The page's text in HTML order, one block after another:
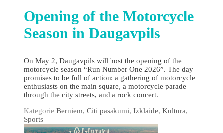
Opening of the Motorcycle
Season in Daugavpils
On May 2, Daugavpils will host the opening of the
motorcycle season “Run Number One 2026”. The day
promises to be full of action: a gathering of motorcycle
enthusiasts on the main square, a motorcycle parade
through the city streets, and a rock concert.
Kategorie Berniem, Citi pasākumi, Izklaide, Kultūra,
Sports